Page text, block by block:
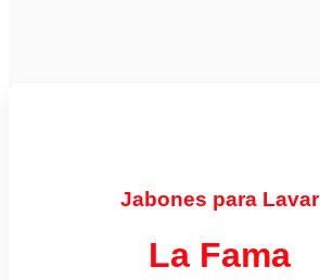
Jabones para Lavar
La Fama